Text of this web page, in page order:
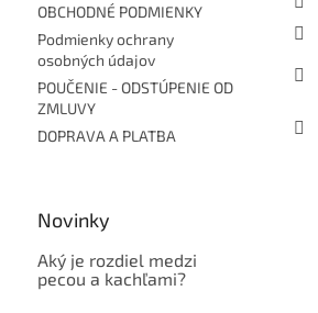
OBCHODNÉ PODMIENKY
Podmienky ochrany
osobných údajov
POUČENIE - ODSTÚPENIE OD
ZMLUVY
DOPRAVA A PLATBA
Novinky
Aký je rozdiel medzi
pecou a kachľami?